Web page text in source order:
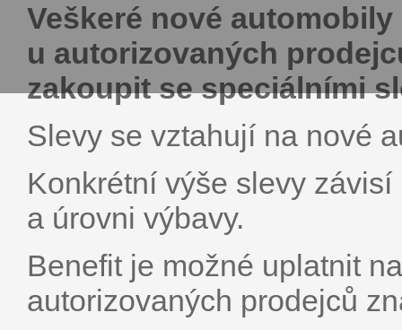
Veškeré nové
u autorizovaných
zakoupit se speciálními
Slevy se vztahují na nové
Konkrétní výše slevy
a úrovni výbavy.
Benefit je možné uplatnit
autorizovaných prodejců